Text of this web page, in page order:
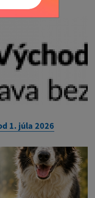
1. júla 2026